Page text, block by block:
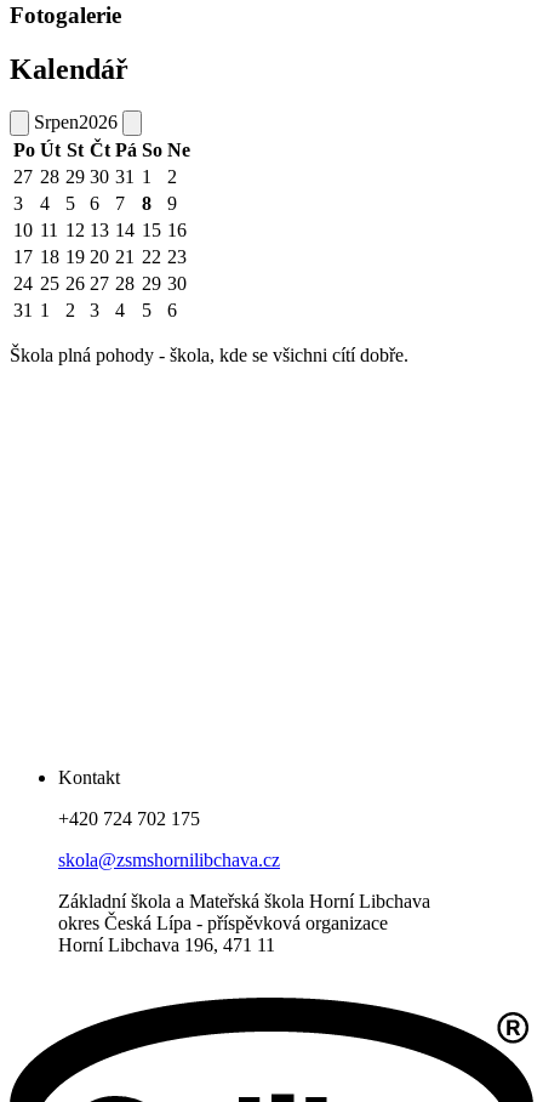
Fotogalerie
Kalendář
Srpen2026
Po Út St Čt Pá So Ne
27 28 29 30 31 1
2
3
4 5 6 7 8
9
10 11 12 13 14 15 16
17 18 19 20 21 22 23
24 25 26 27 28 29 30
31 1 2 3 4 5 6
Škola plná pohody - škola, kde se všichni cítí dobře.
Kontakt
+420 724 702 175
skola@zsmshornilibchava.cz
Základní škola a Mateřská škola Horní Libchava
okres Česká Lípa - příspěvková organizace
Horní Libchava 196, 471 11